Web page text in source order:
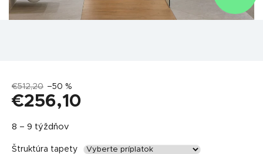
€512,20 –50 %
€256,10
cena:
8 – 9 týždňov
Štruktúra tapety